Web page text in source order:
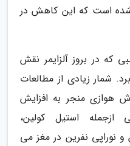
شده است که این کاهش در
که در بروز آلزایمر نقش
شمار زیادی از مطالعات
هوازی منجر به افزایش
ازجمله استیل کولین،
و نوراپی نفرین در مغز می